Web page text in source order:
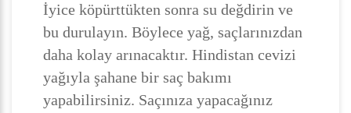
İyice köpürttükten sonra su değdirin ve
bu durulayın. Böylece yağ, saçlarınızdan
daha kolay arınacaktır. Hindistan cevizi
yağıyla şahane bir saç bakımı
yapabilirsiniz. Saçınıza yapacağınız